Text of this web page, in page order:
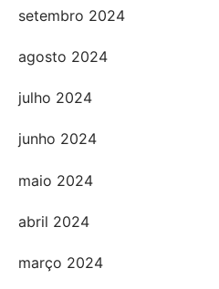
setembro 2024
agosto 2024
julho 2024
junho 2024
maio 2024
abril 2024
março 2024